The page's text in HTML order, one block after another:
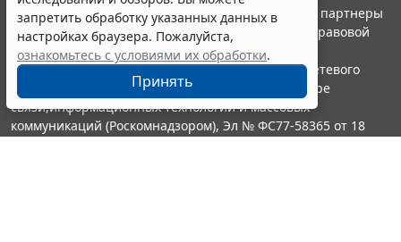
запретить обработку указанных данных в
настройках браузера. Пожалуйста,
ознакомьтесь с условиями их обработки.
Принять
выпускается с 1990 года. Компания "Гарант" и ее партнеры
являются участниками Российской ассоциации правовой
информации ГАРАНТ.
Портал ГАРАНТ.РУ зарегистрирован в качестве сетевого
издания Федеральной службой по надзору в сфере
связи,информационных технологий и массовых
коммуникаций (Роскомнадзором), Эл № ФС77-58365 от 18